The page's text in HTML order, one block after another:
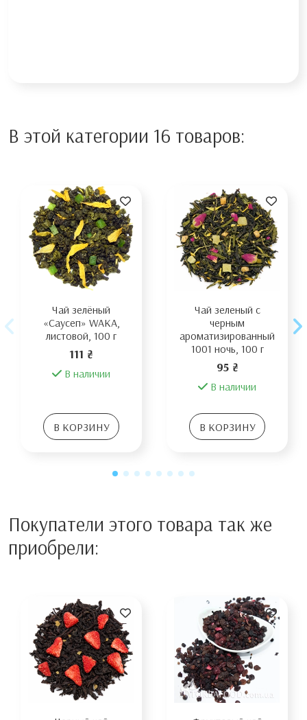
В этой категории 16 товаров:
Чай зелёный
«Саусеп» WAKA,
листовой, 100 г
111 ₴
В наличии
В КОРЗИНУ
Чай зеленый с
черным
ароматизированный
1001 ночь, 100 г
95 ₴
В наличии
В КОРЗИНУ
Покупатели этого товара так же
приобрели: